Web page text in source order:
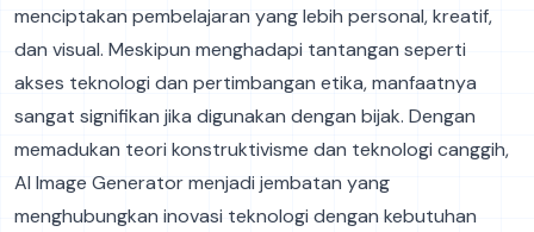
menciptakan pembelajaran yang lebih personal, kreatif,
dan visual. Meskipun menghadapi tantangan seperti
akses teknologi dan pertimbangan etika, manfaatnya
sangat signifikan jika digunakan dengan bijak. Dengan
memadukan teori konstruktivisme dan teknologi canggih,
AI Image Generator menjadi jembatan yang
menghubungkan inovasi teknologi dengan kebutuhan